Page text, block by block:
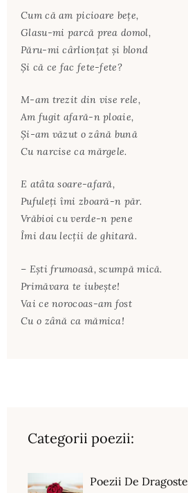
Cum că am picioare bețe,
Glasu-mi parcă prea domol,
Păru-mi cârlionțat și blond
Și că ce fac fete-fete?
M-am trezit din vise rele,
Am fugit afară-n ploaie,
Și-am văzut o zână bună
Cu narcise ca mărgele.
E atâta soare-afară,
Pufuleți îmi zboară-n păr.
Vrăbioi cu verde-n pene
Îmi dau lecții de ghitară.
– Ești frumoasă, scumpă mică.
Primăvara te iubește!
Vai ce norocoas-am fost
Cu o zână ca mămica!
Categorii poezii:
Poezii De Dragoste